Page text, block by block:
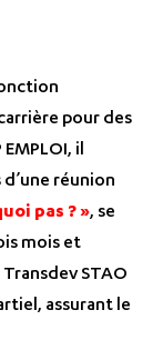
pour des
il
réunion
pas ? », se
mois et
STAO
assurant le